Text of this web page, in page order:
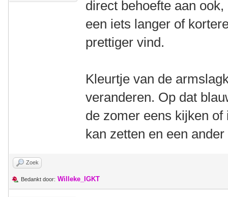
direct behoefte aan
een iets langer of
prettiger vind.
Kleurtje van de
veranderen. Op dat
de zomer eens kijken
kan zetten en een
Zoek
Bedankt door: Willeke_IGKT